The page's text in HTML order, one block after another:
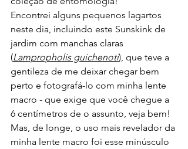
Encontrei alguns pequenos lagartos
neste dia, incluindo este Sunskink de
jardim com manchas claras
(Lampropholis guichenoti), que teve a
gentileza de me deixar chegar bem
perto e fotografá-lo com minha lente
macro - que exige que você chegue a
6 centímetros de o assunto, veja bem!
Mas, de longe, o uso mais revelador da
minha lente macro foi esse minúsculo